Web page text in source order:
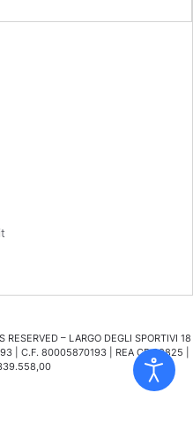
RESERVED – LARGO DEGLI SPORTIVI 18
| C.F. 80005870193 | REA CR 98825 |